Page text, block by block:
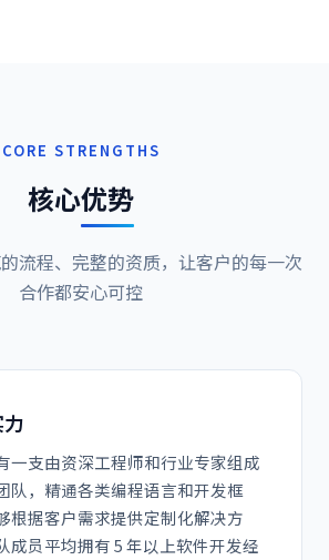
CORE STRENGTHS
核心优势
流程、完整的资质，让客户的每一次
合作都安心可控
一支由资深工程师和行业专家组成
队，精通各类编程语言和开发框
根据客户需求提供定制化解决方
成员平均拥有 5 年以上软件开发经